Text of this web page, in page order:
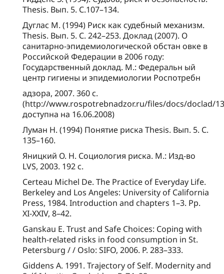
Thesis. Вып. 5. С.107–134.
Дуглас М. (1994) Риск как судебный ме­ханизм.
Thesis. Вып. 5. С. 242–253. Док­лад (2007). О
санитарно-эпиде­миологиче­ской обстан овке в
Рос­сий­ской Фе­де­рации в 2006 году:
Государствен­ный док­лад. М.: Фе­де­ральн ый
центр гигие­ны и эпиде­миологии Рос­потребн
адзора, 2007. 360 с.
(http://www.rospotrebnadzor.ru/files/docs/doclad/
доступна на 16.06.2008)
Луман Н. (1994) Понятие рис­ка Thesis. Вып. 5. С.
135–160.
Яницкий О. Н. Социология рис­ка. М.: Изд-во
LVS, 2003. 192 с.
Certeau Michel De. The Practice of Everyday Life.
Berkeley and Los Angeles: University of California
Press, 1984. Introduction and chapters 1–3. Pp.
XI-XXIV, 8–42.
Ganskau E. Trust and Safe Choices: Coping with
health-related risks in food consumption in St.
Petersburg / / Oslo: SIFO, 2006. P. 283–333.
Giddens A. 1991. Trajectory of Self. Modernity and